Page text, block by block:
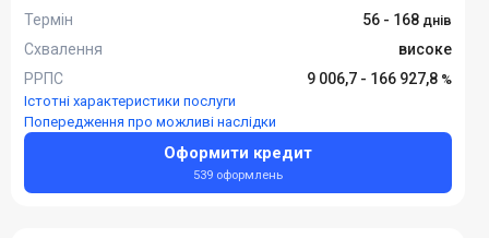
Термін
56 - 168
Схвалення
високе
РРПС
9 006,7 - 166 927,8
Істотні характеристики послуги
Попередження про можливі наслідки
Оформити кредит
539 оформлень